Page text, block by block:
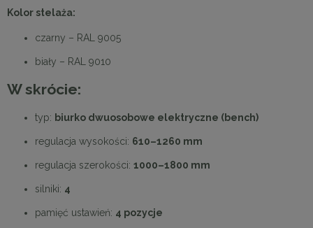
Kolor stelaża:
czarny – RAL 9005
biały – RAL 9010
W skrócie:
typ: biurko dwuosobowe elektryczne (bench)
regulacja wysokości: 610–1260 mm
regulacja szerokości: 1000–1800 mm
silniki: 4
pamięć ustawień: 4 pozycje